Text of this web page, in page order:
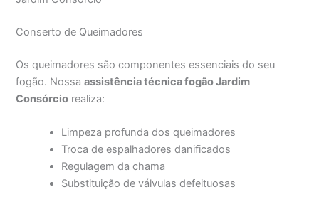
Conserto de Queimadores
Os queimadores são componentes essenciais do seu
fogão. Nossaassistência técnica fogão Jardim
Consórcio realiza:
Limpeza profunda dos queimadores
Troca de espalhadores danificados
Regulagem da chama
Substituição de válvulas defeituosas